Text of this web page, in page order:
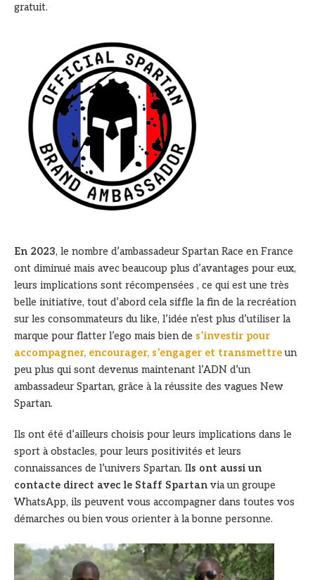
gratuit.
En 2023, le nombre d’ambassadeur Spartan Race en France
ont diminué mais avec beaucoup plus d’avantages pour eux,
leurs implications sont récompensées , ce qui est une très
belle initiative, tout d’abord cela siffle la fin de la recréation
sur les consommateurs du like, l’idée n’est plus d’utiliser la
marque pour flatter l’ego mais bien de s’investir pour
accompagner, encourager, s’engager et transmettreun
peu plus qui sont devenus maintenant l’ADN d’un
ambassadeur Spartan, grâce à la réussite des vagues New
Spartan.
Ils ont été d’ailleurs choisis pour leurs implications dans le
sport à obstacles, pour leurs positivités et leurs
connaissances de l’univers Spartan. Ils ont aussi un
contacte direct avec le Staff Spartan via un groupe
WhatsApp, ils peuvent vous accompagner dans toutes vos
démarches ou bien vous orienter à la bonne personne.